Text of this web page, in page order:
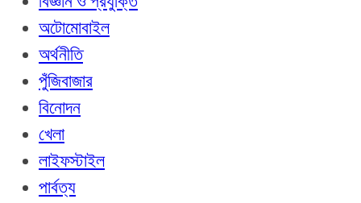
অটোমোবাইল
অর্থনীতি
পুঁজিবাজার
বিনোদন
খেলা
লাইফস্টাইল
পার্বত্য